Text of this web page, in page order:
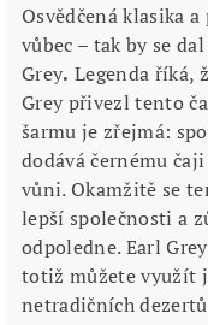
Osvědčená klasika
vůbec – tak by se
Grey. Legenda říká,
Grey přivezl tento
šarmu je zřejmá:
dodává černému
vůni. Okamžitě se
lepší společnosti a
odpoledne. Earl
totiž můžete využít
netradičních